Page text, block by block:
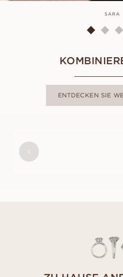
SARA
ENTDECKEN SIE